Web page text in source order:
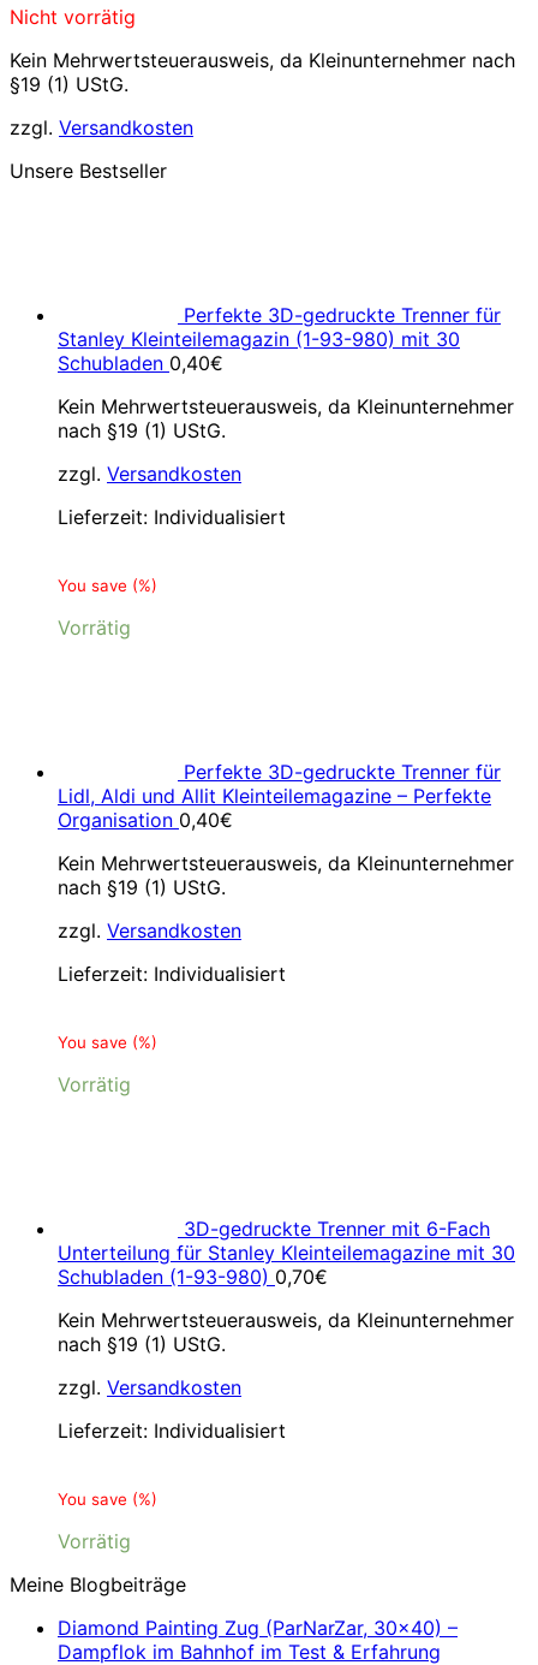
Nicht vorrätig
Kein Mehrwertsteuerausweis, da Kleinunternehmer nach
§19 (1) UStG.
zzgl. Versandkosten
Unsere Bestseller
Perfekte 3D-gedruckte Trenner für
Stanley Kleinteilemagazin (1-93-980) mit 30
Schubladen 0,40€
Kein Mehrwertsteuerausweis, da Kleinunternehmer
nach §19 (1) UStG.
zzgl. Versandkosten
Lieferzeit: Individualisiert
You save (%)
Vorrätig
Perfekte 3D-gedruckte Trenner für
Lidl, Aldi und Allit Kleinteilemagazine – Perfekte
Organisation 0,40€
Kein Mehrwertsteuerausweis, da Kleinunternehmer
nach §19 (1) UStG.
zzgl. Versandkosten
Lieferzeit: Individualisiert
You save (%)
Vorrätig
3D-gedruckte Trenner mit 6-Fach
Unterteilung für Stanley Kleinteilemagazine mit 30
Schubladen (1-93-980) 0,70€
Kein Mehrwertsteuerausweis, da Kleinunternehmer
nach §19 (1) UStG.
zzgl. Versandkosten
Lieferzeit: Individualisiert
You save (%)
Vorrätig
Meine Blogbeiträge
Diamond Painting Zug (ParNarZar, 30×40) –
Dampflok im Bahnhof im Test & Erfahrung